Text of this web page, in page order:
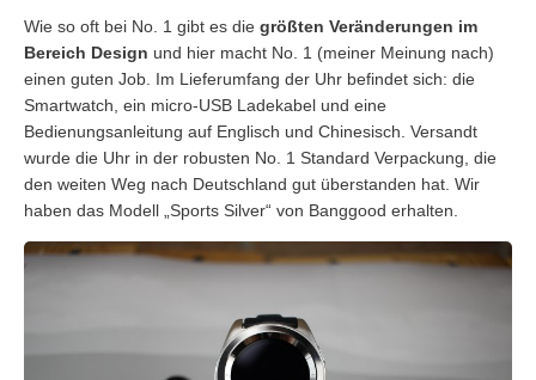
Wie so oft bei No. 1 gibt es die größten Veränderungen im
Bereich Design und hier macht No. 1 (meiner Meinung nach)
einen guten Job. Im Lieferumfang der Uhr befindet sich: die
Smartwatch, ein micro-USB Ladekabel und eine
Bedienungsanleitung auf Englisch und Chinesisch. Versandt
wurde die Uhr in der robusten No. 1 Standard Verpackung, die
den weiten Weg nach Deutschland gut überstanden hat. Wir
haben das Modell „Sports Silver“ von Banggood erhalten.